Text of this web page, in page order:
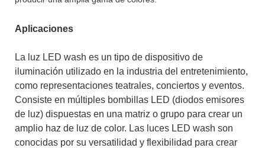
Aplicaciones
La luz LED wash es un tipo de dispositivo de
iluminación utilizado en la industria del entretenimiento,
como representaciones teatrales, conciertos y eventos.
Consiste en múltiples bombillas LED (diodos emisores
de luz) dispuestas en una matriz o grupo para crear un
amplio haz de luz de color. Las luces LED wash son
conocidas por su versatilidad y flexibilidad para crear